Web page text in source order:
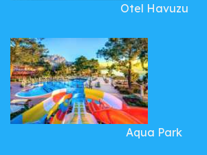
Otel Havuzu
Aqua Park